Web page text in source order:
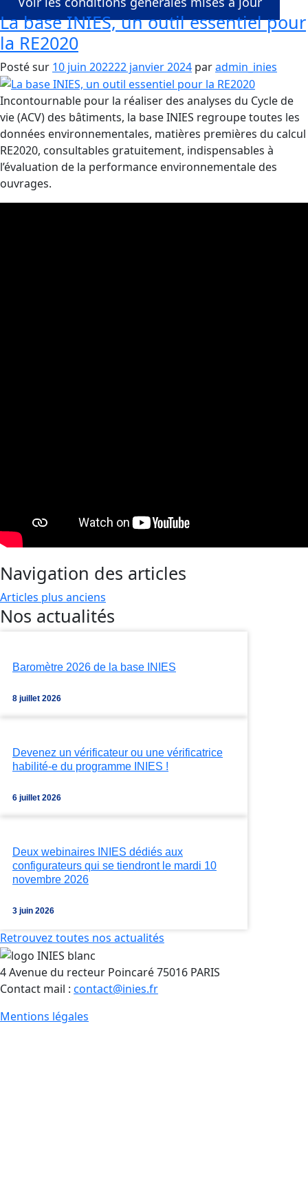
La base INIES, un outil essentiel pour
la RE2020
Posté sur 10 juin 202222 janvier 2024 paradmin_inies
Incontournable pour la réaliser des analyses du Cycle de
vie (ACV) des bâtiments, la base INIES regroupe toutes les
données environnementales, matières premières du calcul
RE2020, consultables gratuitement, indispensables à
l’évaluation de la performance environnementale des
ouvrages.
Navigation des articles
Articles plus anciens
Nos actualités
Baromètre 2026 de la base INIES
8 juillet 2026
Devenez un vérificateur ou une vérificatrice
habilité-e du programme INIES !
6 juillet 2026
Deux webinaires INIES dédiés aux
configurateurs qui se tiendront le mardi 10
novembre 2026
3 juin 2026
Retrouvez toutes nos actualités
4 Avenue du recteur Poincaré 75016 PARIS
Contact mail : contact@inies.fr
Mentions légales